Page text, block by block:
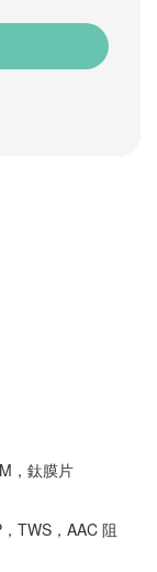
，鈦膜片
TWS，AAC 阻